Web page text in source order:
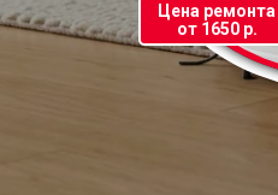
Цена ремонта
от 1650 р.